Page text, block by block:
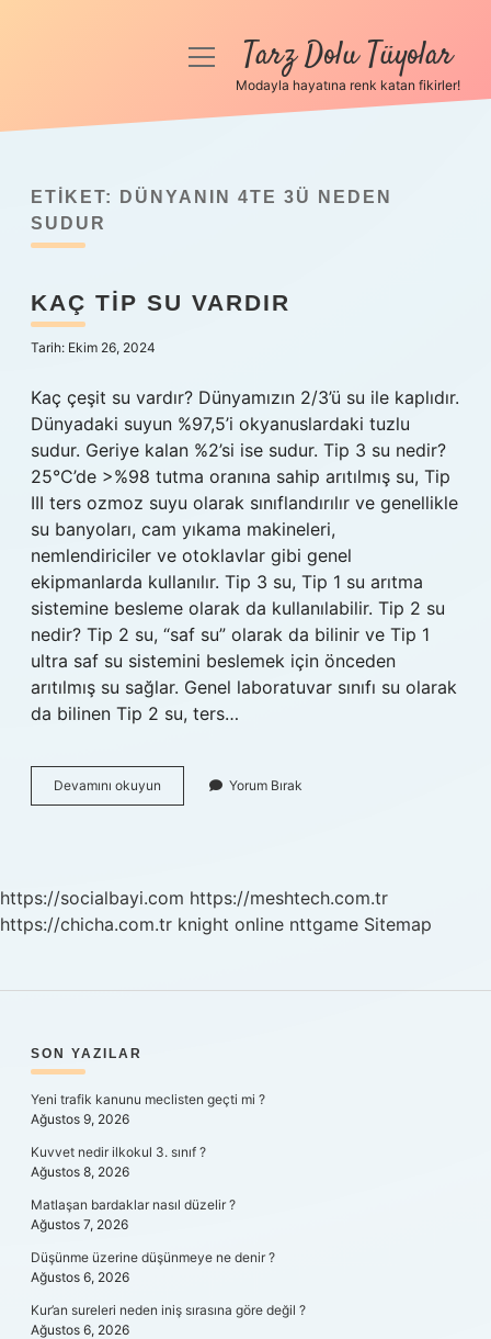
Anasayfa
Yasal Uyarı
menüyüTarz Dolu Tüyolar
Modayla hayatına renk katan fikirler!
ETIKET:
DÜNYANIN 4TE 3Ü NEDEN
SUDUR
KAÇ TIP SU VARDIR
Tarih: Ekim 26, 2024
Kaç çeşit su vardır? Dünyamızın 2/3’ü su ile kaplıdır.
Dünyadaki suyun %97,5’i okyanuslardaki tuzlu
sudur. Geriye kalan %2’si ise sudur. Tip 3 su nedir?
25°C’de >%98 tutma oranına sahip arıtılmış su, Tip
III ters ozmoz suyu olarak sınıflandırılır ve genellikle
su banyoları, cam yıkama makineleri,
nemlendiriciler ve otoklavlar gibi genel
ekipmanlarda kullanılır. Tip 3 su, Tip 1 su arıtma
sistemine besleme olarak da kullanılabilir. Tip 2 su
nedir? Tip 2 su, “saf su” olarak da bilinir ve Tip 1
ultra saf su sistemini beslemek için önceden
arıtılmış su sağlar. Genel laboratuvar sınıfı su olarak
da bilinen Tip 2 su, ters…
Devamını okuyun
Tip
Yorum Bırak
https://socialbayi.com https://meshtech.com.tr
https://chicha.com.tr knight online nttgame Sitemap
SIDEBAR
SON YAZILAR
Yeni trafik kanunu meclisten geçti mi ?
Ağustos 9, 2026
Kuvvet nedir ilkokul 3. sınıf ?
Ağustos 8, 2026
Matlaşan bardaklar nasıl düzelir ?
Ağustos 7, 2026
Düşünme üzerine düşünmeye ne denir ?
Ağustos 6, 2026
Kur’an sureleri neden iniş sırasına göre değil ?
Ağustos 6, 2026